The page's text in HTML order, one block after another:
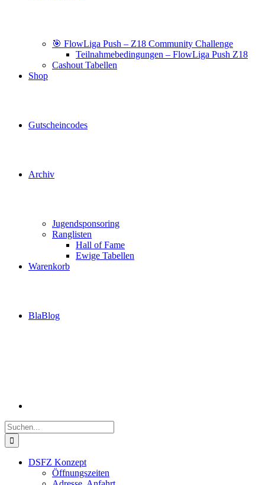
🎯 FlowLiga Push – Z18 Community Challenge
Teilnahmebedingungen – FlowLiga Push Z18
Cashout Tabellen
Shop
Gutscheincodes
Archiv
Jugendsponsoring
Ranglisten
Hall of Fame
Ewige Tabellen
Warenkorb
BlaBlog
Suche
nach:
DSFZ Konzept
Öffnungszeiten